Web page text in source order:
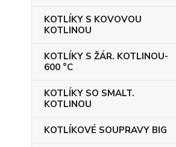
KOTLÍKY S KOVOVOU
KOTLINOU
KOTLÍKY S ŽÁR. KOTLINOU-
600 °C
KOTLÍKY SO SMALT.
KOTLINOU
KOTLÍKOVÉ SOUPRAVY BIG